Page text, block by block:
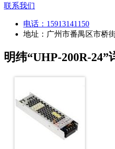
联系我们
电话： 15913141150
地址：广州市番禺区市桥
明纬“UHP-200R-24”